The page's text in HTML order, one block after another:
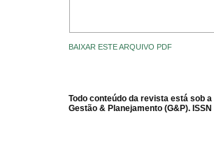
BAIXAR ESTE ARQUIVO PDF
Todo conteúdo da revista está sob
Gestão & Planejamento (G&P).